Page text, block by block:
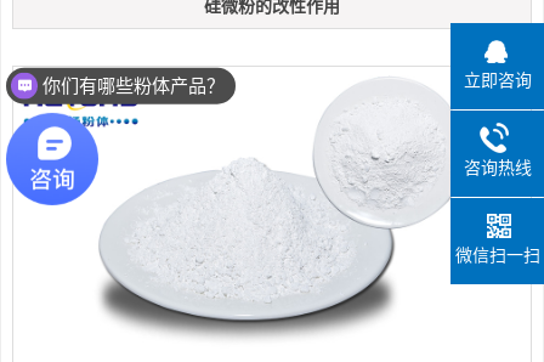
硅微粉的改性作用
立即咨询
咨询热线
微信扫一扫
你们有哪些粉体产品？